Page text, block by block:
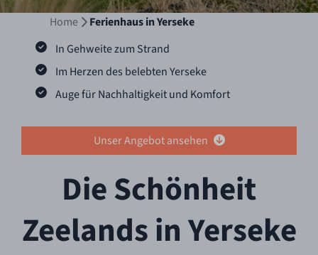
Home
Ferienhaus in Yerseke
In Gehweite zum Strand
Im Herzen des belebten Yerseke
Auge für Nachhaltigkeit und Komfort
Unser Angebot ansehen
Die Schönheit
Zeelands in Yerseke